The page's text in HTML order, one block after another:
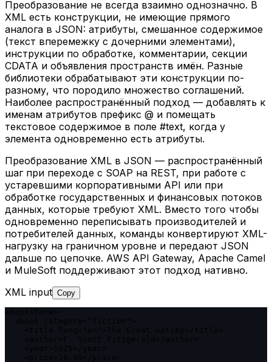
Преобразование не всегда взаимно однозначно. В
XML есть конструкции, не имеющие прямого
аналога в JSON: атрибуты, смешанное содержимое
(текст вперемежку с дочерними элементами),
инструкции по обработке, комментарии, секции
CDATA и объявления пространств имён. Разные
библиотеки обрабатывают эти конструкции по-
разному, что породило множество соглашений.
Наиболее распространённый подход — добавлять к
именам атрибутов префикс @ и помещать
текстовое содержимое в поле #text, когда у
элемента одновременно есть атрибуты.
Преобразование XML в JSON — распространённый
шаг при переходе с SOAP на REST, при работе с
устаревшими корпоративными API или при
обработке государственных и финансовых потоков
данных, которые требуют XML. Вместо того чтобы
одновременно переписывать производителей и
потребителей данных, команды конвертируют XML-
нагрузку на граничном уровне и передают JSON
дальше по цепочке. AWS API Gateway, Apache Camel
и MuleSoft поддерживают этот подход нативно.
XML input Copy